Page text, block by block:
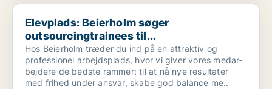
Elevplads: Beierholm søger outsourcingtrainees til...
Elevplads: Beierholm søger
outsourcingtrainees til...
Hos Beierholm træder du ind på en attraktiv og
professionel arbejdsplads, hvor vi giver vores medar­
bejdere de bedste rammer: til at nå nye re­sultater
med frihed under ansvar, skabe god balance me..